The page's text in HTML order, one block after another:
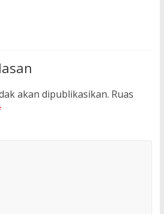
akan dipublikasikan. Ruas